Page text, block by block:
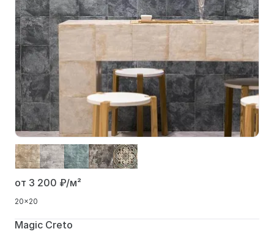
от 3 200 ₽/м²
20x20
Magic Creto